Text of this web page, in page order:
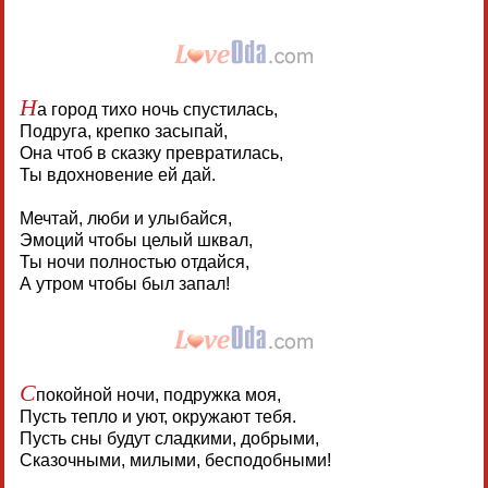
На город тихо ночь спустилась,
Подруга, крепко засыпай,
Она чтоб в сказку превратилась,
Ты вдохновение ей дай.
Мечтай, люби и улыбайся,
Эмоций чтобы целый шквал,
Ты ночи полностью отдайся,
А утром чтобы был запал!
Спокойной ночи, подружка моя,
Пусть тепло и уют, окружают тебя.
Пусть сны будут сладкими, добрыми,
Сказочными, милыми, бесподобными!